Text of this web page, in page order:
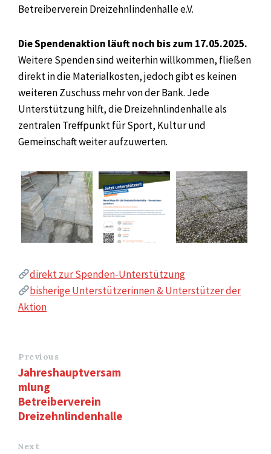
Betreiberverein Dreizehnlindenhalle e.V.
Die Spendenaktion läuft noch bis zum 17.05.2025.
Weitere Spenden sind weiterhin willkommen, fließen
direkt in die Materialkosten, jedoch gibt es keinen
weiteren Zuschuss mehr von der Bank. Jede
Unterstützung hilft, die Dreizehnlindenhalle als
zentralen Treffpunkt für Sport, Kultur und
Gemeinschaft weiter aufzuwerten.
direkt zur Spenden-Unterstützung
bisherige Unterstützerinnen & Unterstützer der
Aktion
Previous
Jahreshauptversam
mlung
Betreiberverein
Dreizehnlindenhalle
Next